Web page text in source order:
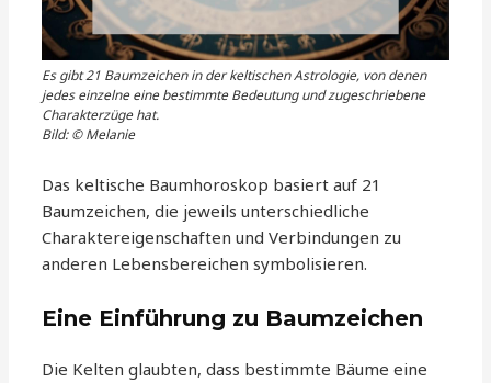
Es gibt 21 Baumzeichen in der keltischen Astrologie, von denen
jedes einzelne eine bestimmte Bedeutung und zugeschriebene
Charakterzüge hat.
Bild: © Melanie
Das keltische Baumhoroskop basiert auf 21
Baumzeichen, die jeweils unterschiedliche
Charaktereigenschaften und Verbindungen zu
anderen Lebensbereichen symbolisieren.
Eine Einführung zu Baumzeichen
Die Kelten glaubten, dass bestimmte Bäume eine